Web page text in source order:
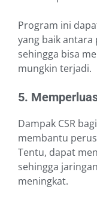
Program ini
yang baik antara
sehingga bisa
mungkin terjadi.
5.
Dampak CSR
membantu
Tentu, dapat
sehingga
meningkat.